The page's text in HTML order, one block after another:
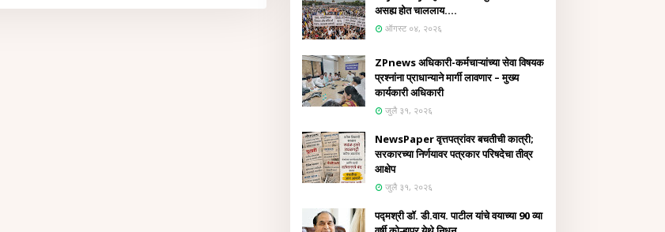
असह्य होत चाललाय....
ऑगस्ट ०४, २०२६
ZPnews अधिकारी-कर्मचाऱ्यांच्या सेवा विषयक
प्रश्नांना प्राधान्याने मार्गी लावणार – मुख्य
कार्यकारी अधिकारी
जुलै ३१, २०२६
NewsPaper वृत्तपत्रांवर बचतीची कात्री;
सरकारच्या निर्णयावर पत्रकार परिषदेचा तीव्र
आक्षेप
जुलै ३१, २०२६
पद्मश्री डॉ. डी.वाय. पाटील यांचे वयाच्या 90 व्या